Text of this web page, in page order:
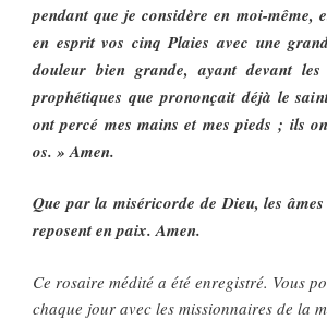
pendant que je considère en moi-même,
en esprit vos cinq Plaies avec une
douleur bien grande, ayant devant
prophétiques que prononçait déjà le
ont percé mes mains et mes pieds ; ils
os. » Amen.
Que par la miséricorde de Dieu, les âmes
reposent en paix. Amen.
Ce rosaire médité a été enregistré. Vous
chaque jour avec les missionnaires de la